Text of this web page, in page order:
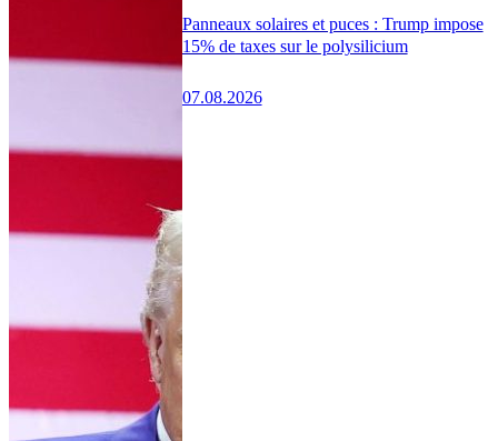
Panneaux solaires et puces : Trump impose
15% de taxes sur le polysilicium
07.08.2026